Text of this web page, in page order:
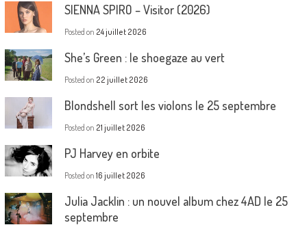
SIENNA SPIRO – Visitor (2026)
Posted on 24 juillet 2026
She’s Green : le shoegaze au vert
Posted on 22 juillet 2026
Blondshell sort les violons le 25 septembre
Posted on 21 juillet 2026
PJ Harvey en orbite
Posted on 16 juillet 2026
Julia Jacklin : un nouvel album chez 4AD le 25
septembre